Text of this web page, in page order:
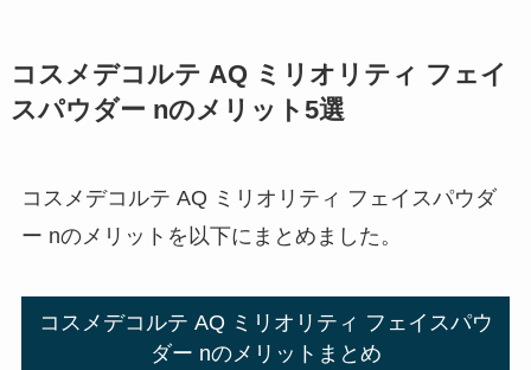
コスメデコルテ AQ ミリオリティ フェイ
スパウダー nのメリット5選
コスメデコルテ AQ ミリオリティ フェイスパウダ
ー nのメリットを以下にまとめました。
コスメデコルテ AQ ミリオリティ フェイスパウ
ダー nのメリットまとめ